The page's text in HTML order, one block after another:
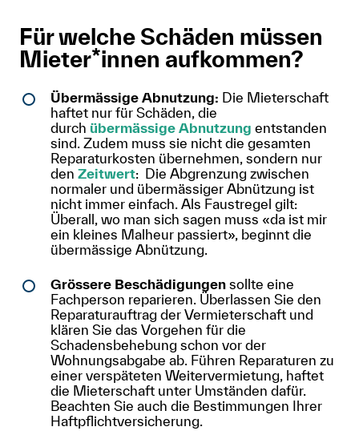
Für welche Schäden müssen
Mieter*innen aufkommen?
Übermässige Abnutzung: Die Mieterschaft
haftet nur für Schäden, die
durch übermässige Abnutzung entstanden
sind. Zudem muss sie nicht die gesamten
Reparaturkosten übernehmen, sondern nur
den Zeitwert: Die Abgrenzung zwischen
normaler und übermässiger Abnützung ist
nicht immer einfach. Als Faustregel gilt:
Überall, wo man sich sagen muss «da ist mir
ein kleines Malheur passiert», beginnt die
übermässige Abnützung.
Grössere Beschädigungen sollte eine
Fachperson reparieren. Überlassen Sie den
Reparaturauftrag der Vermieterschaft und
klären Sie das Vorgehen für die
Schadensbehebung schon vor der
Wohnungsabgabe ab. Führen Reparaturen zu
einer verspäteten Weitervermietung, haftet
die Mieterschaft unter Umständen dafür.
Beachten Sie auch die Bestimmungen Ihrer
Haftpflichtversicherung.